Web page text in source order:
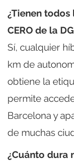
¿Tienen
CERO de la
Sí, cualquier
km de
obtiene la
permite
Barcelona y
de muchas
¿Cuánto dura